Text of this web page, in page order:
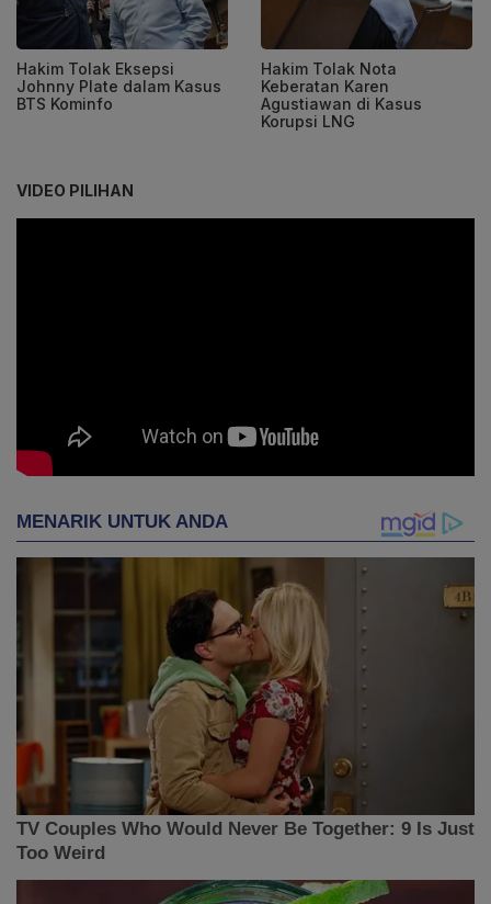
Hakim Tolak Eksepsi
Johnny Plate dalam Kasus
BTS Kominfo
Hakim Tolak Nota
Keberatan Karen
Agustiawan di Kasus
Korupsi LNG
VIDEO PILIHAN